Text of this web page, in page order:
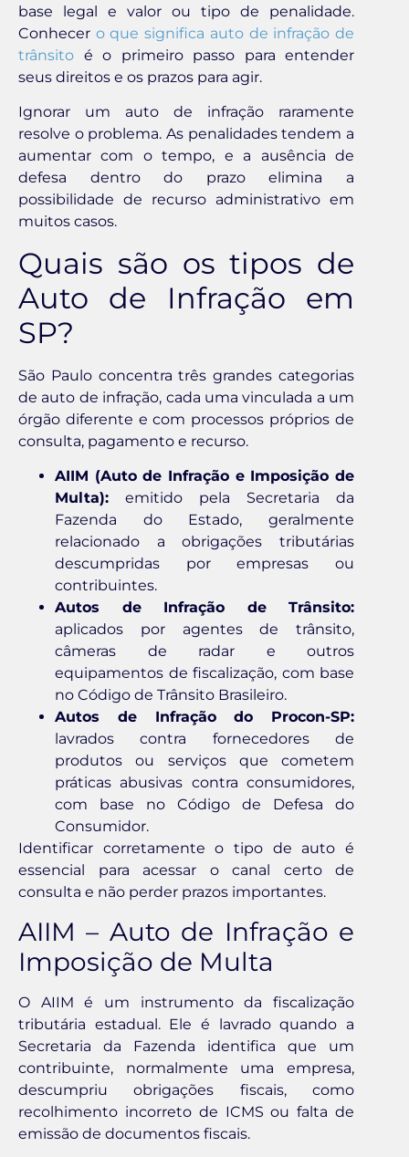
base legal e valor ou tipo de penalidade.
Conhecer o que significa auto de infração de
trânsito é o primeiro passo para entender
seus direitos e os prazos para agir.
Ignorar um auto de infração raramente
resolve o problema. As penalidades tendem a
aumentar com o tempo, e a ausência de
defesa dentro do prazo elimina a
possibilidade de recurso administrativo em
muitos casos.
Quais são os tipos de
Auto de Infração em
SP?
São Paulo concentra três grandes categorias
de auto de infração, cada uma vinculada a um
órgão diferente e com processos próprios de
consulta, pagamento e recurso.
AIIM (Auto de Infração e Imposição de
Multa): emitido pela Secretaria da
Fazenda do Estado, geralmente
relacionado a obrigações tributárias
descumpridas por empresas ou
contribuintes.
Autos de Infração de Trânsito:
aplicados por agentes de trânsito,
câmeras de radar e outros
equipamentos de fiscalização, com base
no Código de Trânsito Brasileiro.
Autos de Infração do Procon-SP:
lavrados contra fornecedores de
produtos ou serviços que cometem
práticas abusivas contra consumidores,
com base no Código de Defesa do
Consumidor.
Identificar corretamente o tipo de auto é
essencial para acessar o canal certo de
consulta e não perder prazos importantes.
AIIM – Auto de Infração e
Imposição de Multa
O AIIM é um instrumento da fiscalização
tributária estadual. Ele é lavrado quando a
Secretaria da Fazenda identifica que um
contribuinte, normalmente uma empresa,
descumpriu obrigações fiscais, como
recolhimento incorreto de ICMS ou falta de
emissão de documentos fiscais.